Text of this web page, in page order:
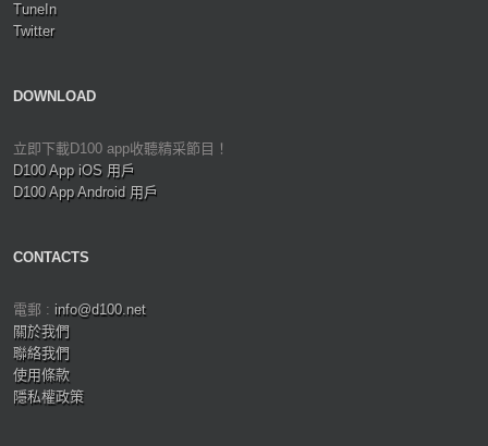
TuneIn
Twitter
DOWNLOAD
立即下載D100 app收聽精采節目！
D100 App iOS 用戶
D100 App Android 用戶
CONTACTS
電郵 : info@d100.net
關於我們
聯絡我們
使用條款
隱私權政策